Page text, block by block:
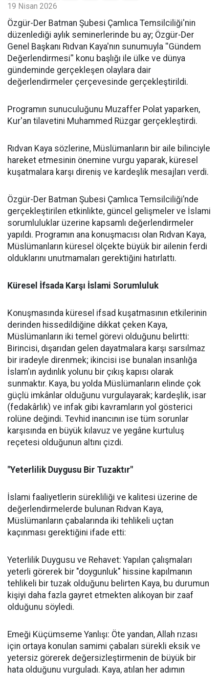
19 Nisan 2026
​Özgür-Der Batman Şubesi Çamlıca Temsilciliği'nin
düzenlediği aylık seminerlerinde bu ay; Özgür-Der
Genel Başkanı Rıdvan Kaya'nın sunumuyla ''Gündem
Değerlendirmesi'' konu başlığı ile ülke ve dünya
gündeminde gerçekleşen olaylara dair
değerlendirmeler çerçevesinde gerçekleştirildi.
Programın sunuculuğunu Muzaffer Polat yaparken,
Kur'an tilavetini Muhammed Rüzgar gerçekleştirdi.
Rıdvan Kaya sözlerine, Müslümanların bir aile bilinciyle
hareket etmesinin önemine vurgu yaparak, küresel
kuşatmalara karşı direniş ve kardeşlik mesajları verdi.
Özgür-Der Batman Şubesi Çamlıca Temsilciliği’nde
gerçekleştirilen etkinlikte, güncel gelişmeler ve İslami
sorumluluklar üzerine kapsamlı değerlendirmeler
yapıldı. Programın ana konuşmacısı olan Rıdvan Kaya,
Müslümanların küresel ölçekte büyük bir ailenin ferdi
olduklarını unutmamaları gerektiğini hatırlattı.
Küresel İfsada Karşı İslami Sorumluluk
Konuşmasında küresel ifsad kuşatmasının etkilerinin
derinden hissedildiğine dikkat çeken Kaya,
Müslümanların iki temel görevi olduğunu belirtti:
Birincisi, dışarıdan gelen dayatmalara karşı sarsılmaz
bir iradeyle direnmek; ikincisi ise bunalan insanlığa
İslam'ın aydınlık yolunu bir çıkış kapısı olarak
sunmaktır. Kaya, bu yolda Müslümanların elinde çok
güçlü imkânlar olduğunu vurgulayarak; kardeşlik, isar
(fedakârlık) ve infak gibi kavramların yol gösterici
rolüne değindi. Tevhid inancının ise tüm sorunlar
karşısında en büyük kılavuz ve yegâne kurtuluş
reçetesi olduğunun altını çizdi.
"Yeterlilik Duygusu Bir Tuzaktır"
İslami faaliyetlerin sürekliliği ve kalitesi üzerine de
değerlendirmelerde bulunan Rıdvan Kaya,
Müslümanların çabalarında iki tehlikeli uçtan
kaçınması gerektiğini ifade etti:
Yeterlilik Duygusu ve Rehavet: Yapılan çalışmaları
yeterli görerek bir "doygunluk" hissine kapılmanın
tehlikeli bir tuzak olduğunu belirten Kaya, bu durumun
kişiyi daha fazla gayret etmekten alıkoyan bir zaaf
olduğunu söyledi.
Emeği Küçümseme Yanlışı: Öte yandan, Allah rızası
için ortaya konulan samimi çabaları sürekli eksik ve
yetersiz görerek değersizleştirmenin de büyük bir
hata olduğunu vurguladı. Kaya, atılan her adımın